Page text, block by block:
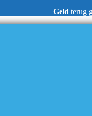
Geld